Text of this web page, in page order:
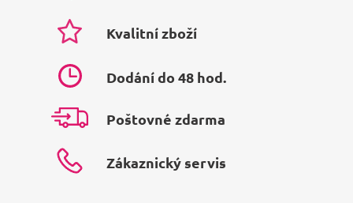
Kvalitní zboží
Dodání do 48 hod.
Poštovné zdarma
Zákaznický servis